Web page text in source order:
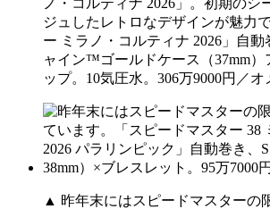
ジュしたレトロなデザインが魅力
ー ミラノ・コルティナ 2026」自
ャイン™ゴールドケース（37mm）
ップ。10気圧水。306万9000円／オ
▲ 昨年末にはスピードマスターの